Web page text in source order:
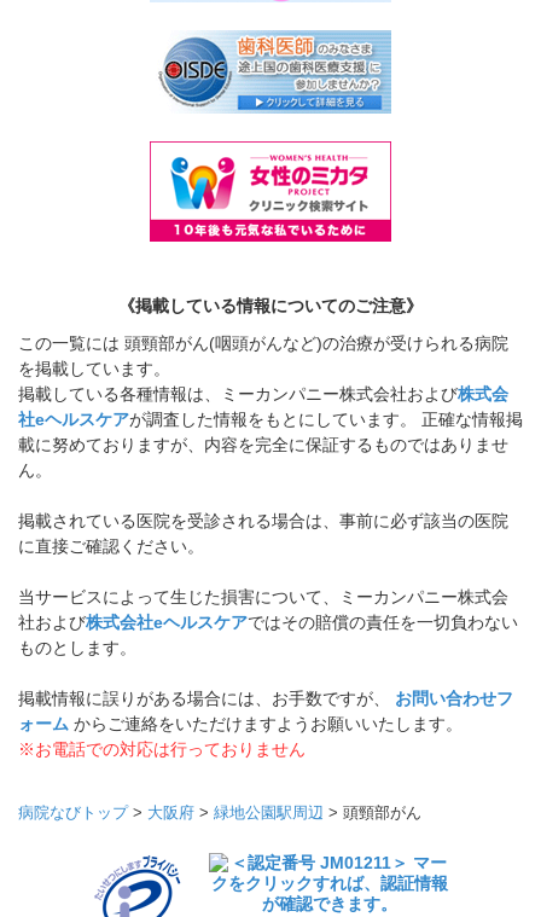
《掲載している情報についてのご注意》
この一覧には 頭頸部がん(咽頭がんなど)の治療が受けられる病院
を掲載しています。
掲載している各種情報は、ミーカンパニー株式会社および株式会
社eヘルスケアが調査した情報をもとにしています。 正確な情報掲
載に努めておりますが、内容を完全に保証するものではありませ
ん。
掲載されている医院を受診される場合は、事前に必ず該当の医院
に直接ご確認ください。
当サービスによって生じた損害について、ミーカンパニー株式会
社および株式会社eヘルスケアではその賠償の責任を一切負わない
ものとします。
掲載情報に誤りがある場合には、お手数ですが、 お問い合わせフ
ォーム からご連絡をいただけますようお願いいたします。
※お電話での対応は行っておりません
病院なびトップ> 大阪府 > 緑地公園駅周辺 > 頭頸部がん